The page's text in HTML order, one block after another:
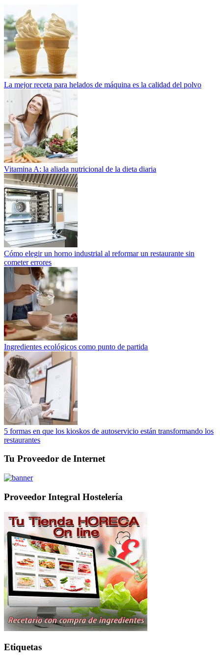
La mejor receta para helados de máquina es la calidad del polvo
Vitamina A: la aliada nutricional de la dieta diaria
Cómo elegir un horno industrial al reformar un restaurante sin
cometer errores
Ingredientes ecológicos como punto de partida
5 formas en que los kioskos de autoservicio están transformando los
restaurantes
Tu Proveedor de Internet
Proveedor Integral Hostelería
Etiquetas